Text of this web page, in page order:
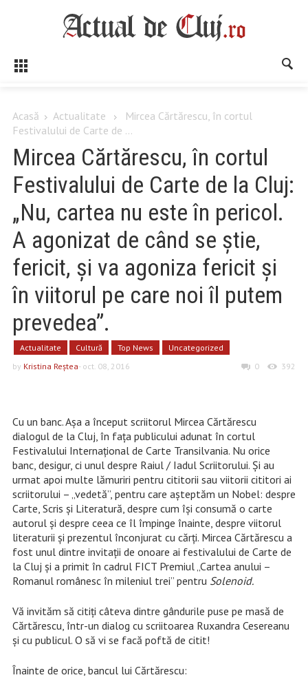
Acasă Actualitate
Mircea Cărtărescu, în cortul
Festivalului de Carte de ...
Mircea Cărtărescu, în cortul
Festivalului de Carte de la Cluj:
„Nu, cartea nu este în pericol.
A agonizat de când se ştie,
fericit, şi va agoniza fericit şi
în viitorul pe care noi îl putem
prevedea”.
Actualitate Cultură Top News
Uncategorized
by Kristina Reştea- oct. 08, 2016 0 392
Cu un banc. Aşa a început scriitorul Mircea Cărtărescu
dialogul de la Cluj, în faţa publicului adunat în cortul
Festivalului Internaţional de Carte Transilvania. Nu orice
banc, desigur, ci unul despre Raiul / Iadul Scriitorului. Şi au
urmat apoi multe lămuriri pentru cititorii sau viitorii cititori ai
scriitorului – „vedetă”, pentru care aşteptăm un Nobel: despre
Carte, Scris şi Literatură, despre cum îşi consumă o carte
autorul şi despre ceea ce îl împinge înainte, despre viitorul
literaturii şi prezentul înconjurat cu cărţi. Mircea Cărtărescu a
fost unul dintre invitaţii de onoare ai festivalului de Carte de
la Cluj şi a primit în cadrul FICT Premiul „Cartea anului –
Romanul românesc în mileniul trei” pentru Solenoid.
Vă invităm să citiţi câteva dintre gândurile puse pe masă de
Cărtărescu, într-un dialog cu scriitoarea Ruxandra Cesereanu
şi cu publicul. O să vi se facă poftă de citit!
Înainte de orice, bancul lui Cărtărescu: